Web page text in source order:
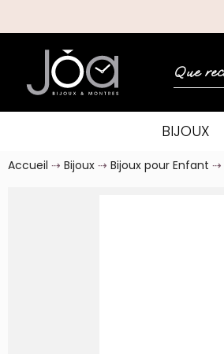
BIJOUX
Accueil Bijoux Bijoux pour Enfant